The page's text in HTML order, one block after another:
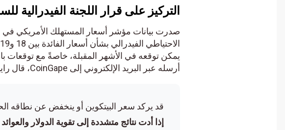
التركيز على قرار اللجنة الفيدرالية
صدرت بيانات مؤشر أسعار المستهلك الأمريكي في
يمكن توقعه في الأشهر المقبلة، خاصةً مع توقعات
أرسله عبر البريد الإلكتروني إلى CoinGape، قال رايان لي، رئيس Bitget Research:
قد يركد سعر البيتكوين أو ينخفض ​​عن نطاقه الحالي بين 83,000 و76,000
إذا أدت نتائج متشددة إلى تقوية الدولار والعوائد ،